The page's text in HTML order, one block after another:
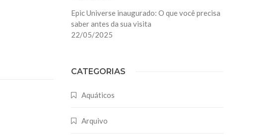
Epic Universe inaugurado: O que você precisa
saber antes da sua visita
22/05/2025
CATEGORIAS
Aquáticos
Arquivo